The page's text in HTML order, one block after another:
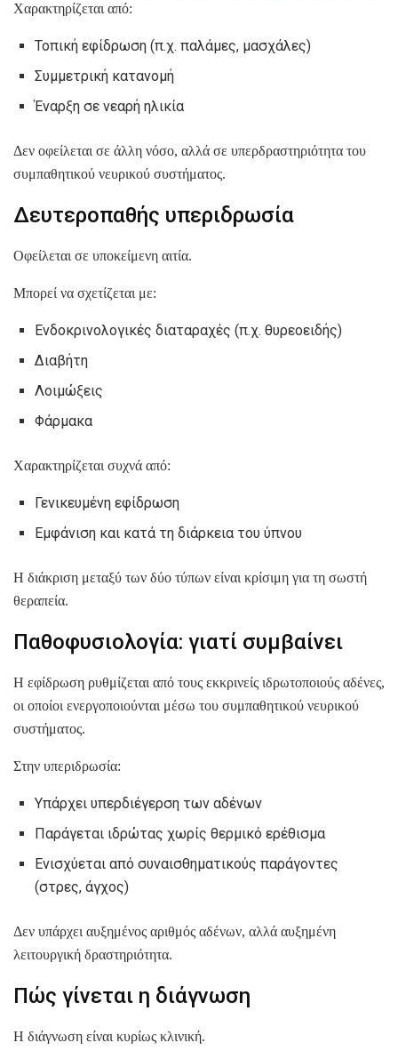
Χαρακτηρίζεται από:
Τοπική εφίδρωση (π.χ. παλάμες, μασχάλες)
Συμμετρική κατανομή
Έναρξη σε νεαρή ηλικία
Δεν οφείλεται σε άλλη νόσο, αλλά σε υπερδραστηριότητα του
συμπαθητικού νευρικού συστήματος.
Δευτεροπαθής υπεριδρωσία
Οφείλεται σε υποκείμενη αιτία.
Μπορεί να σχετίζεται με:
Ενδοκρινολογικές διαταραχές (π.χ. θυρεοειδής)
Διαβήτη
Λοιμώξεις
Φάρμακα
Χαρακτηρίζεται συχνά από:
Γενικευμένη εφίδρωση
Εμφάνιση και κατά τη διάρκεια του ύπνου
Η διάκριση μεταξύ των δύο τύπων είναι κρίσιμη για τη σωστή
θεραπεία.
Παθοφυσιολογία: γιατί συμβαίνει
Η εφίδρωση ρυθμίζεται από τους εκκρινείς ιδρωτοποιούς αδένες,
οι οποίοι ενεργοποιούνται μέσω του συμπαθητικού νευρικού
συστήματος.
Στην υπεριδρωσία:
Υπάρχει υπερδιέγερση των αδένων
Παράγεται ιδρώτας χωρίς θερμικό ερέθισμα
Ενισχύεται από συναισθηματικούς παράγοντες
(στρες, άγχος)
Δεν υπάρχει αυξημένος αριθμός αδένων, αλλά αυξημένη
λειτουργική δραστηριότητα.
Πώς γίνεται η διάγνωση
Η διάγνωση είναι κυρίως κλινική.